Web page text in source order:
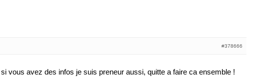
#378666
vous avez des infos je suis preneur aussi, quitte a faire ca ensemble !